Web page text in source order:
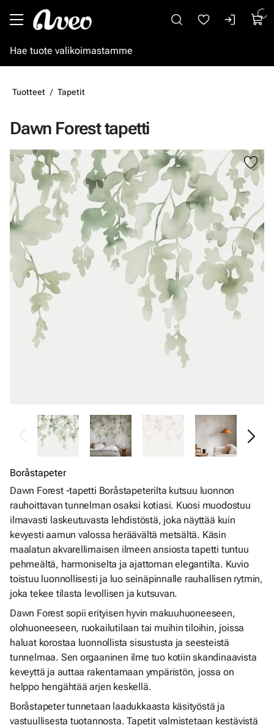
Tuotteet Tapetit
Dawn Forest tapetti
Ohita kuvat
Boråstapeter
Dawn Forest -tapetti Boråstapeterilta kutsuu luonnon
rauhoittavan tunnelman osaksi kotiasi. Kuosi muodostuu
ilmavasti laskeutuvasta lehdistöstä, joka näyttää kuin
kevyesti aamun valossa heräävältä metsältä. Käsin
maalatun akvarellimaisen ilmeen ansiosta tapetti tuntuu
pehmeältä, harmoniselta ja ajattoman elegantilta. Kuvio
toistuu luonnollisesti ja luo seinäpinnalle rauhallisen rytmin,
joka tekee tilasta levollisen ja kutsuvan.
Dawn Forest sopii erityisen hyvin makuuhuoneeseen,
olohuoneeseen, ruokailutilaan tai muihin tiloihin, joissa
haluat korostaa luonnollista sisustusta ja seesteistä
tunnelmaa. Sen orgaaninen ilme tuo kotiin skandinaavista
keveyttä ja auttaa rakentamaan ympäristön, jossa on
helppo hengähtää arjen keskellä.
Boråstapeter tunnetaan laadukkaasta käsityöstä ja
vastuullisesta tuotannosta. Tapetit valmistetaan kestävistä